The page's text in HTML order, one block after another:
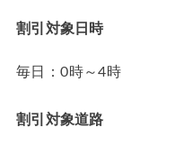
割引対象日時
毎日：0時～4時
割引対象道路